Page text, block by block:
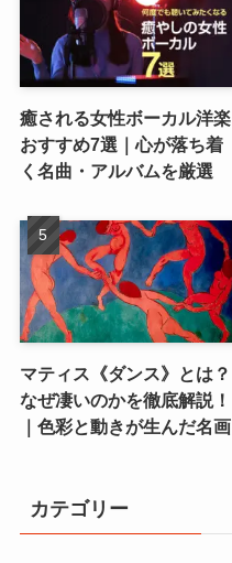
癒される女性ボーカル洋楽
おすすめ7選｜心が落ち着
く名曲・アルバムを厳選
マティス《ダンス》とは？
なぜ凄いのかを徹底解説！
｜色彩と動きが生んだ名画
カテゴリー